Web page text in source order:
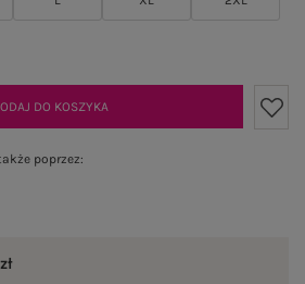
DO KOSZYKA
poprzez: